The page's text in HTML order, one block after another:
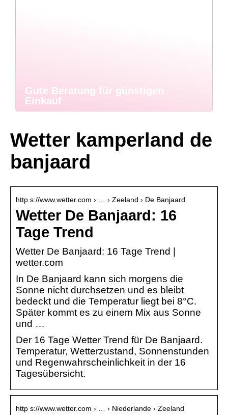
Gute Beratung für günstigen
Einkauf
Wetter kamperland de
banjaard
http s://www.wetter.com › … › Zeeland › De Banjaard
Wetter De Banjaard: 16
Tage Trend
Wetter De Banjaard: 16 Tage Trend |
wetter.com
In De Banjaard kann sich morgens die
Sonne nicht durchsetzen und es bleibt
bedeckt und die Temperatur liegt bei 8°C.
Später kommt es zu einem Mix aus Sonne
und …
Der 16 Tage Wetter Trend für De Banjaard.
Temperatur, Wetterzustand, Sonnenstunden
und Regenwahrscheinlichkeit in der 16
Tagesübersicht.
http s://www.wetter.com › … › Niederlande › Zeeland